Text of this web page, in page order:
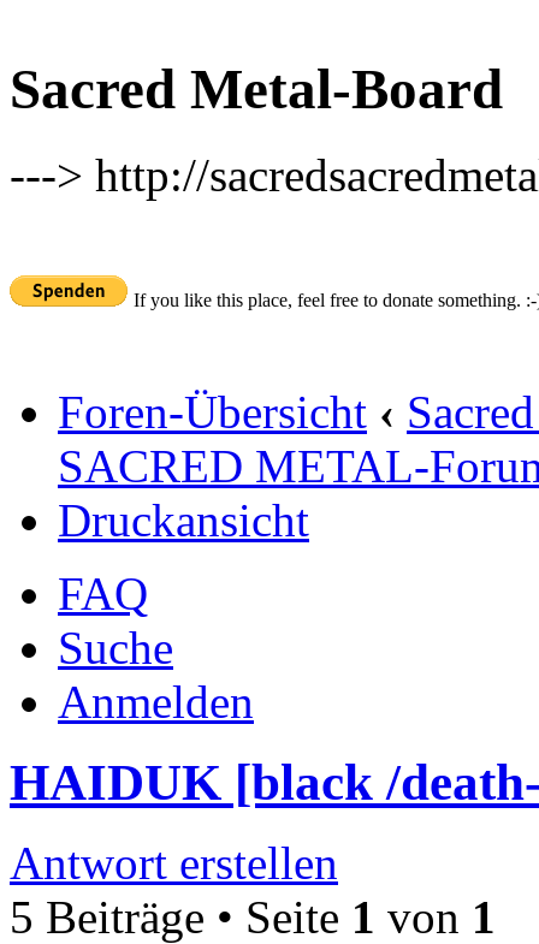
Sacred Metal-Board
---> http://
If you like this place, feel free to donate something.
Foren-Übersicht ‹
SACRED METAL-
Druckansicht
FAQ
Suche
Anmelden
HAIDUK [black /
Antwort erstellen
5 Beiträge • Seite 1 von 1